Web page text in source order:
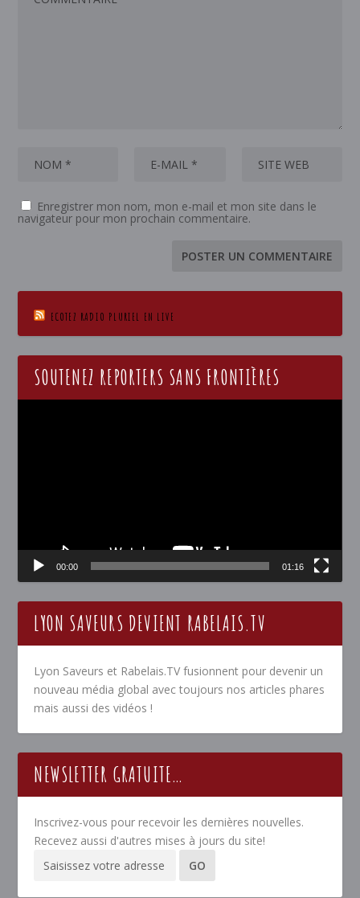
Enregistrer mon nom, mon e-mail et mon site dans le
navigateur pour mon prochain commentaire.
ECOTEZ RADIO PLURIEL EN LIVE
SOUTENEZ REPORTERS SANS FRONTIÈRES
00:00 01:16
LYON SAVEURS DEVIENT RABELAIS.TV
Lyon Saveurs et Rabelais.TV fusionnent pour devenir un
nouveau média global avec toujours nos articles phares
mais aussi des vidéos !
NEWSLETTER GRATUITE…
Inscrivez-vous pour recevoir les dernières nouvelles.
Recevez aussi d'autres mises à jours du site!